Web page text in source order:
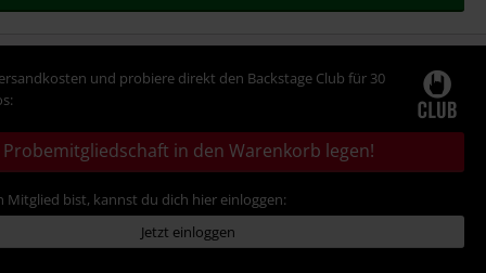
und probiere direkt den Backstage Club für 30
Probemitgliedschaft in den Warenkorb legen!
Mitglied bist, kannst du dich hier einloggen:
Jetzt einloggen